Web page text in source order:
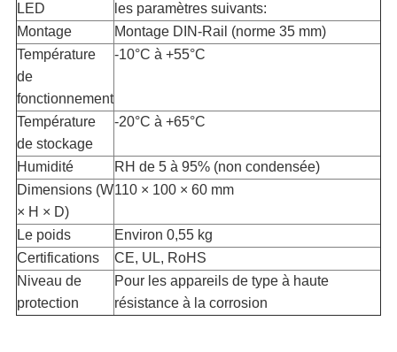
LED
les paramètres suivants:
Montage
Montage DIN-Rail (norme 35 mm)
Température
de
fonctionnement
-10°C à +55°C
Température
de stockage
-20°C à +65°C
Humidité
RH de 5 à 95% (non condensée)
Dimensions (W
× H × D)
110 × 100 × 60 mm
Le poids
Environ 0,55 kg
Certifications
CE, UL, RoHS
Niveau de
protection
Pour les appareils de type à haute
résistance à la corrosion